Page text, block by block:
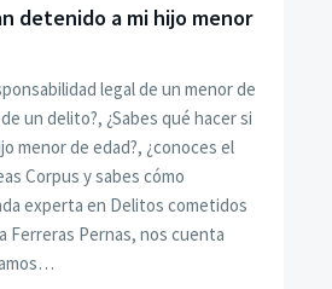
detenido a mi hijo menor
legal de un menor de
un delito?, ¿Sabes qué hacer si
menor de edad?, ¿conoces el
Corpus y sabes cómo
experta en Delitos cometidos
Ferreras Pernas, nos cuenta